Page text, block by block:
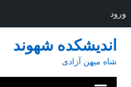
ورود
content
اندیشکده شهوند
شاه میهن آزادی